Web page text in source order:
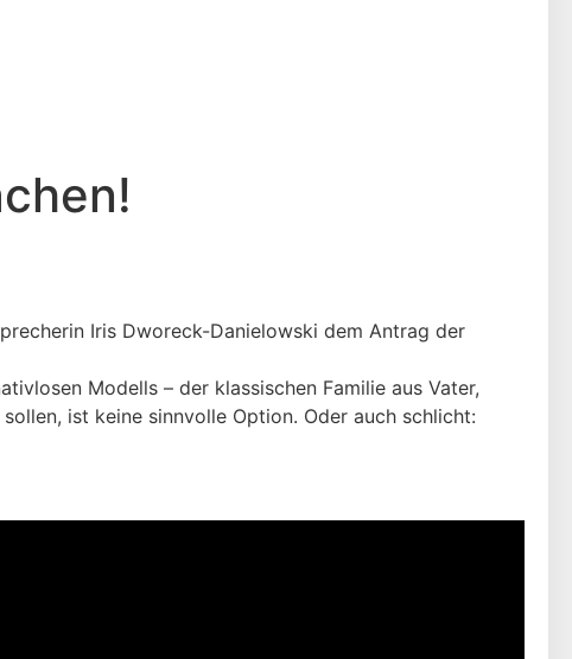
Iris Dworeck-Danielowski dem Antrag der
Modells – der klassischen Familie aus Vater,
ist keine sinnvolle Option. Oder auch schlicht: